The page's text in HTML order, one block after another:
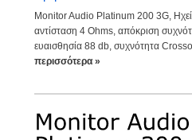
Monitor Audio Platinum 200 3G,
αντίσταση 4 Ohms, απόκριση
ευαισθησία 88 db, συχνότητα
περισσότερα »